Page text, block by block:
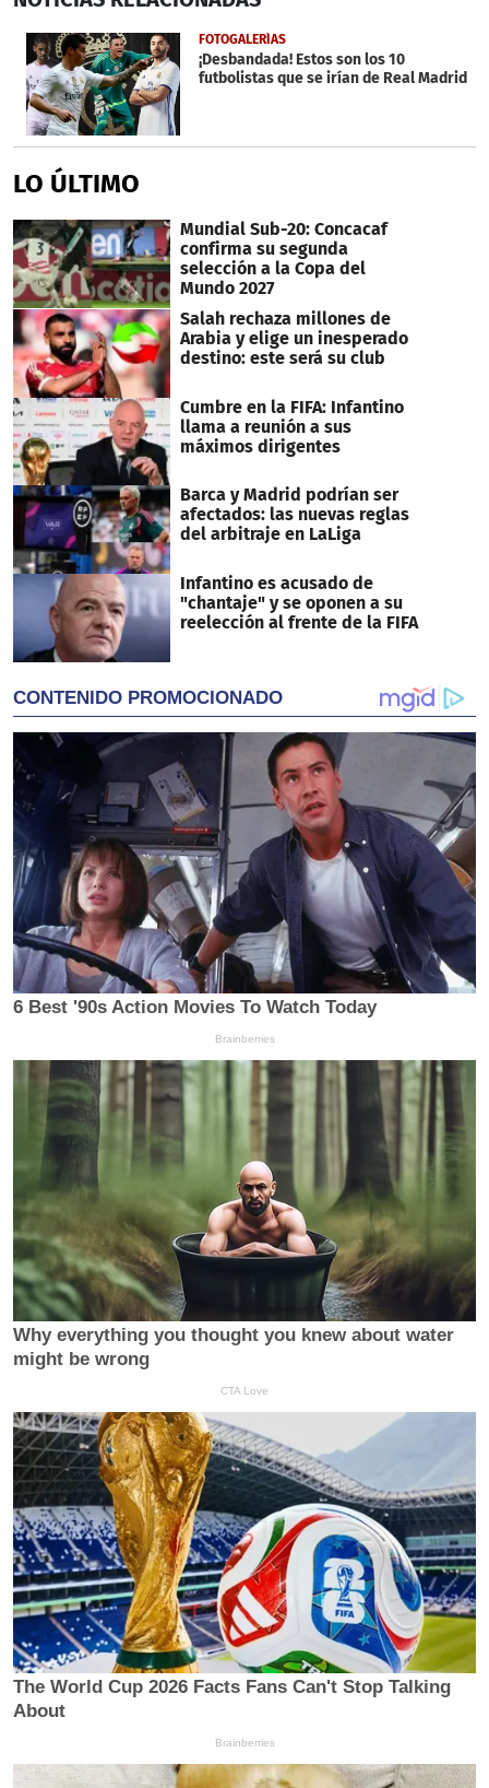
20
seconds
FOTOGALERÍAS
¡Desbandada! Estos son los 10
futbolistas que se irían de Real Madrid
LO ÚLTIMO
Mundial Sub-20: Concacaf
confirma su segunda
selección a la Copa del
Mundo 2027
Salah rechaza millones de
Arabia y elige un inesperado
destino: este será su club
Cumbre en la FIFA: Infantino
llama a reunión a sus
máximos dirigentes
Barca y Madrid podrían ser
afectados: las nuevas reglas
del arbitraje en LaLiga
Infantino es acusado de
"chantaje" y se oponen a su
reelección al frente de la FIFA